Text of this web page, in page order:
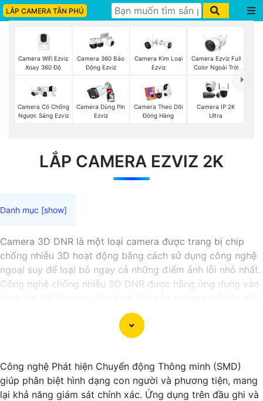
LẮP CAMERA TÂN PHÚ
Camera Wifi Ezviz
Xoay 360 Độ
Camera 360 Báo
Động Ezviz
Camera Kim Loại
Ezviz
Camera Ezviz Full
Color Ngoài Trời
Camera Có Chống
Ngược Sáng Ezviz
Camera Dùng Pin
Ezviz
Camera Theo Dõi
Đóng Hàng
Camera IP 2K
Ultra
LẮP CAMERA EZVIZ 2K
Camera 3D DNR là một loại camera được trang bị chip
chống nhiễu 3D hoạt động bằng cách sử dụng công nghệ
ngoại suy để loại bỏ ngay cả những điểm ảnh lỗi nhỏ nhất.
Công nghệ chống nhiễu 3D DNR được hãng ứng dụng vào
nét, rõ ràng và không bị ảnh hưởng bởi nhiễu hạt.
Với tính năng chống nhiễu 3D DNR camera sẽ giúp bạn
quan sát được hình ảnh chất lượng cao, đặc biệt trong các
Trang bị cao cấp làm cho việc giám sát, quan sát trở nên
dễ dàng và chính xác hơn.
Công nghệ Phát hiện Chuyển động Thông minh (SMD)
giúp phân biệt hình dạng con người và phương tiện, mang
lại khả năng giám sát chính xác. Ứng dụng trên đầu ghi và